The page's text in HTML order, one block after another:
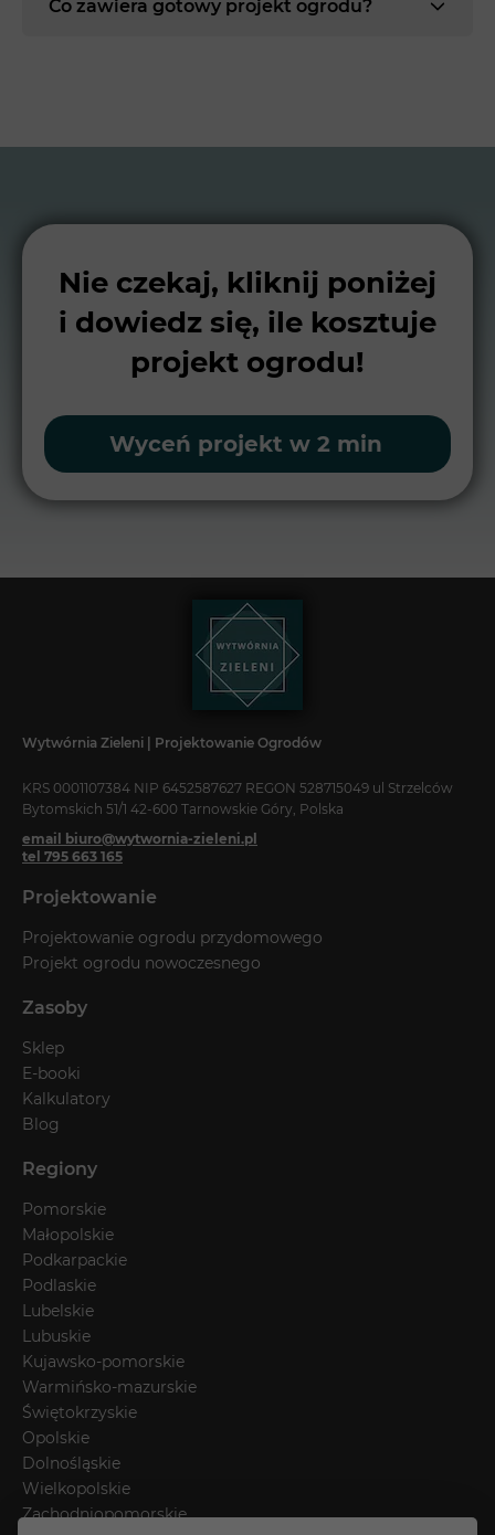
Co zawiera gotowy projekt ogrodu?
Nie czekaj, kliknij poniżej
i dowiedz się, ile kosztuje
projekt ogrodu!
Wyceń projekt w 2 min
Wytwórnia Zieleni | Projektowanie Ogrodów
KRS 0001107384 NIP 6452587627 REGON 528715049 ul Strzelców
Bytomskich 51/1 42-600 Tarnowskie Góry, Polska
email biuro@wytwornia-zieleni.pl
tel 795 663 165
Projektowanie
Projektowanie ogrodu przydomowego
Projekt ogrodu nowoczesnego
Zasoby
Sklep
E-booki
Kalkulatory
Blog
Regiony
Pomorskie
Małopolskie
Podkarpackie
Podlaskie
Lubelskie
Lubuskie
Kujawsko-pomorskie
Warmińsko-mazurskie
Świętokrzyskie
Opolskie
Dolnośląskie
Wielkopolskie
Zachodniopomorskie